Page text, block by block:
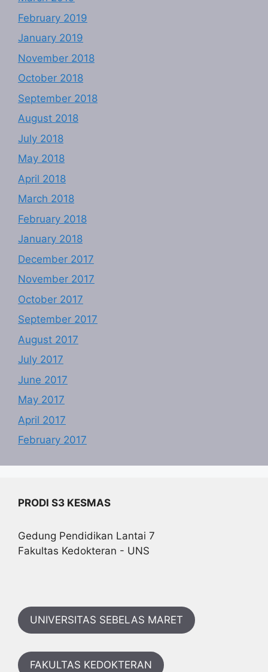
February 2019
January 2019
November 2018
October 2018
September 2018
August 2018
July 2018
May 2018
April 2018
March 2018
February 2018
January 2018
December 2017
November 2017
October 2017
September 2017
August 2017
July 2017
June 2017
May 2017
April 2017
February 2017
PRODI S3 KESMAS
Gedung Pendidikan Lantai 7
Fakultas Kedokteran - UNS
UNIVERSITAS SEBELAS MARET
FAKULTAS KEDOKTERAN